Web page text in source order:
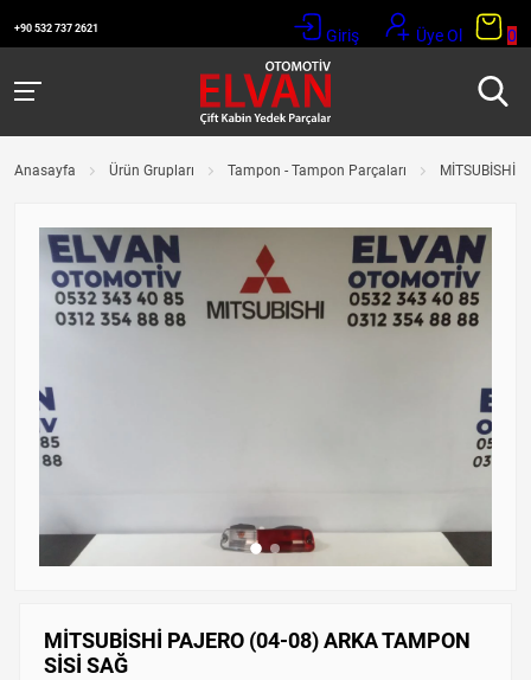
+90 532 737 2621 Giriş Üye Ol 0
Anasayfa Ürün Grupları Tampon - Tampon Parçaları MİTSUBİSHİ
MİTSUBİSHİ PAJERO (04-08) ARKA TAMPON
SİSİ SAĞ